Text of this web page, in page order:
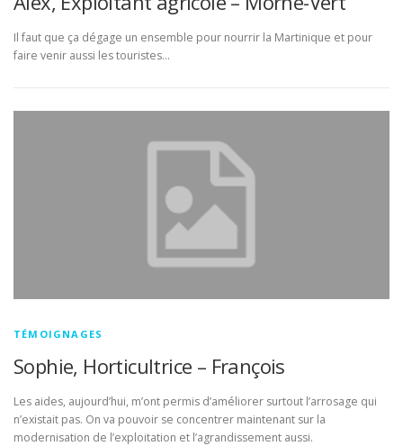
Il faut que ça dégage un ensemble pour nourrir la Martinique et pour
faire venir aussi les touristes…
TÉMOIGNAGES
Sophie, Horticultrice – François
Les aides, aujourd’hui, m’ont permis d’améliorer surtout l’arrosage qui
n’existait pas. On va pouvoir se concentrer maintenant sur la
modernisation de l’exploitation et l’agrandissement aussi.